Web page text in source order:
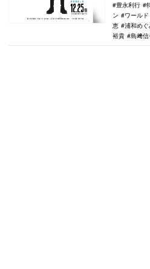
豊永利行
ン
ワール
恵
浦和めぐ
裕貴
島﨑信